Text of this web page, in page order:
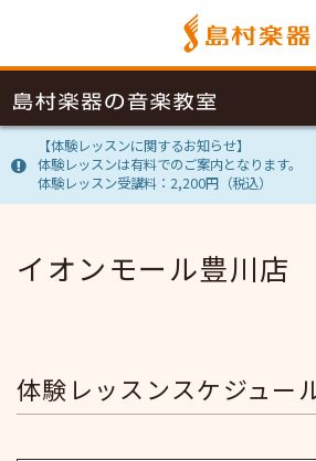
【体験レッスンに関するお知らせ】
体験レッスンは有料でのご案内となります。
体験レッスン受講料：2,200円（税込）
イオンモール豊川店
体験レッスンスケジュー